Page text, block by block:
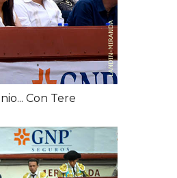
Con Tere